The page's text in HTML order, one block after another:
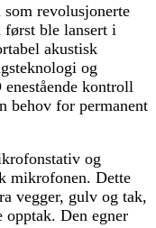
revolusjonerte
først ble lansert i
akustisk
og
kontroll
behov for permanent
og
mikrofonen. Dette
vegger, gulv og tak,
opptak. Den egner